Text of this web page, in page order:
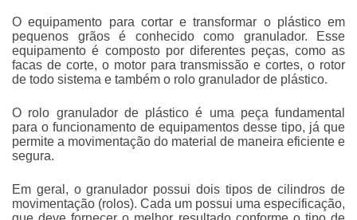
O equipamento para cortar e transformar o plástico em
pequenos grãos é conhecido como granulador. Esse
equipamento é composto por diferentes peças, como as
facas de corte, o motor para transmissão e cortes, o rotor
de todo sistema e também o rolo granulador de plástico.
O rolo granulador de plástico é uma peça fundamental
para o funcionamento de equipamentos desse tipo, já que
permite a movimentação do material de maneira eficiente e
segura.
Em geral, o granulador possui dois tipos de cilindros de
movimentação (rolos). Cada um possui uma especificação,